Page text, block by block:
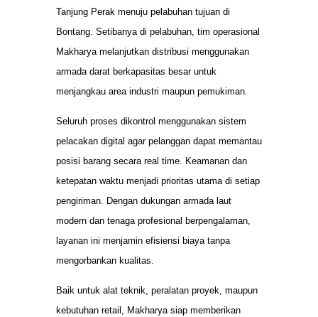
Tanjung Perak menuju pelabuhan tujuan di
Bontang. Setibanya di pelabuhan, tim operasional
Makharya melanjutkan distribusi menggunakan
armada darat berkapasitas besar untuk
menjangkau area industri maupun pemukiman.
Seluruh proses dikontrol menggunakan sistem
pelacakan digital agar pelanggan dapat memantau
posisi barang secara real time. Keamanan dan
ketepatan waktu menjadi prioritas utama di setiap
pengiriman. Dengan dukungan armada laut
modern dan tenaga profesional berpengalaman,
layanan ini menjamin efisiensi biaya tanpa
mengorbankan kualitas.
Baik untuk alat teknik, peralatan proyek, maupun
kebutuhan retail, Makharya siap memberikan